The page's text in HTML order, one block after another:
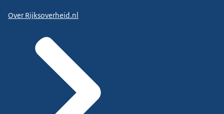
Over Rijksoverheid.nl